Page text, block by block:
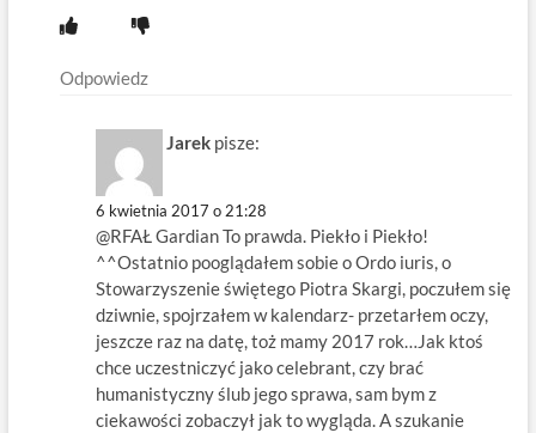
Odpowiedz
Jarek pisze:
6 kwietnia 2017 o 21:28
@RFAŁ Gardian To prawda. Piekło i Piekło!
^^Ostatnio pooglądałem sobie o Ordo iuris, o
Stowarzyszenie świętego Piotra Skargi, poczułem się
dziwnie, spojrzałem w kalendarz- przetarłem oczy,
jeszcze raz na datę, toż mamy 2017 rok…Jak ktoś
chce uczestniczyć jako celebrant, czy brać
humanistyczny ślub jego sprawa, sam bym z
ciekawości zobaczył jak to wygląda. A szukanie